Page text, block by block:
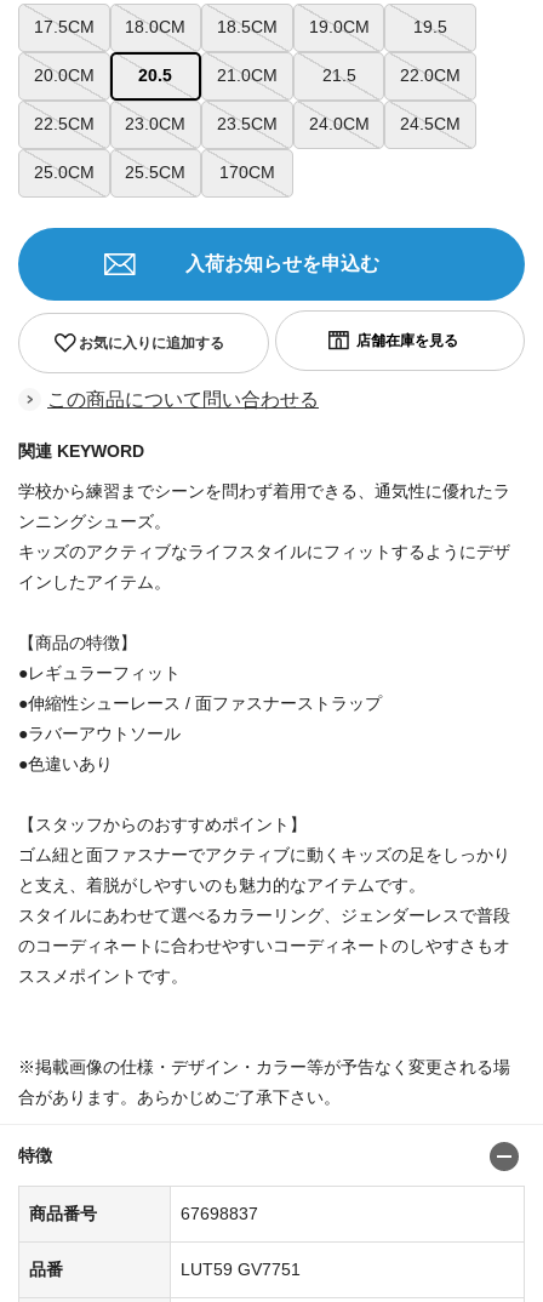
17.5CM 18.0CM 18.5CM 19.0CM 19.5
20.0CM 20.5 21.0CM 21.5 22.0CM
22.5CM 23.0CM 23.5CM 24.0CM 24.5CM
25.0CM 25.5CM 170CM
お気に入りに追加する
入荷お知らせを申込む
この商品について問い合わせる
関連 KEYWORD
学校から練習までシーンを問わず着用できる、通気性に優れたラ
ンニングシューズ。
キッズのアクティブなライフスタイルにフィットするようにデザ
インしたアイテム。
【商品の特徴】
●レギュラーフィット
●伸縮性シューレース / 面ファスナーストラップ
●ラバーアウトソール
●色違いあり
【スタッフからのおすすめポイント】
ゴム紐と面ファスナーでアクティブに動くキッズの足をしっかり
と支え、着脱がしやすいのも魅力的なアイテムです。
スタイルにあわせて選べるカラーリング、ジェンダーレスで普段
のコーディネートに合わせやすいコーディネートのしやすさもオ
ススメポイントです。
※掲載画像の仕様・デザイン・カラー等が予告なく変更される場
合があります。あらかじめご了承下さい。
特徴
商品番号 67698837
品番 LUT59 GV7751